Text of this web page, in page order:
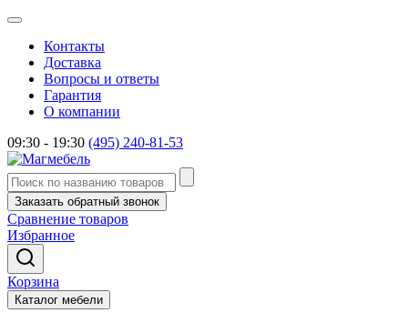
Контакты
Доставка
Вопросы и ответы
Гарантия
О компании
09:30 - 19:30 (495) 240-81-53
Заказать обратный звонок
Сравнение товаров
Избранное
Корзина
Каталог мебели